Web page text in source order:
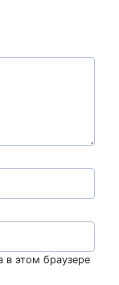
в этом браузере